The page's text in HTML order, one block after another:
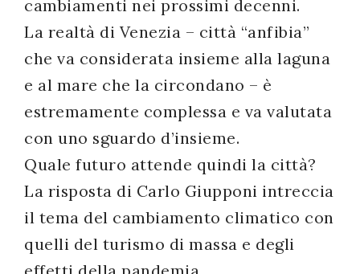
cambiamenti nei prossimi decenni.
La realtà di Venezia – città “anfibia”
che va considerata insieme alla laguna
e al mare che la circondano – è
estremamente complessa e va valutata
con uno sguardo d’insieme.
Quale futuro attende quindi la città?
La risposta di Carlo Giupponi intreccia
il tema del cambiamento climatico con
quelli del turismo di massa e degli